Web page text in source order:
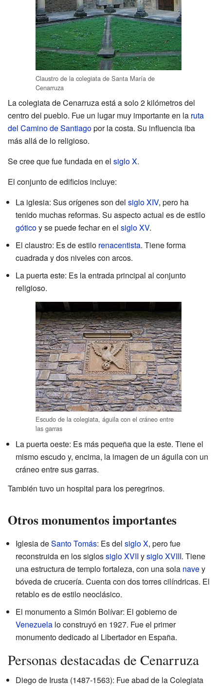
Claustro de la colegiata de Santa María de
Cenarruza
La colegiata de Cenarruza está a solo 2 kilómetros del
centro del pueblo. Fue un lugar muy importante en la ruta
del Camino de Santiagopor la costa. Su influencia iba
más allá de lo religioso.
Se cree que fue fundada en el siglo X.
El conjunto de edificios incluye:
La iglesia: Sus orígenes son del siglo XIV, pero ha
tenido muchas reformas. Su aspecto actual es de estilo
góticoy se puede fechar en el siglo XV.
El claustro: Es de estilo renacentista. Tiene forma
cuadrada y dos niveles con arcos.
La puerta este: Es la entrada principal al conjunto
religioso.
Escudo de la colegiata, águila con el cráneo entre
las garras
La puerta oeste: Es más pequeña que la este. Tiene el
mismo escudo y, encima, la imagen de un águila con un
cráneo entre sus garras.
También tuvo un hospital para los peregrinos.
Otros monumentos importantes
Iglesia deSanto Tomás: Es del siglo X, pero fue
reconstruida en los siglossiglo XVII ysiglo XVIII. Tiene
una estructura de templo fortaleza, con una sola navey
bóveda de crucería. Cuenta con dos torres cilíndricas. El
retablo es de estilo neoclásico.
El monumento a Simón Bolívar: El gobierno de
Venezuela lo construyó en 1927. Fue el primer
monumento dedicado al Libertador en España.
Personas destacadas de Cenarruza
Diego de Irusta (1487-1563): Fue abad de la Colegiata